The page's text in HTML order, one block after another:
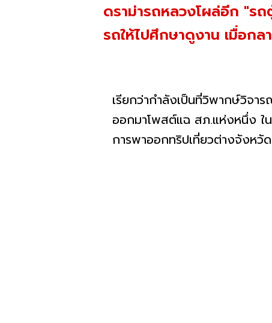
ดราม่ารถหลวงโผล่อีก "ร
รถให้ไปศึกษาดูงาน เมื่อก
เรียกว่ากำลังเป็นที่วิพากษ์วิจา
ออกมาโพสต์แฉ สภ.แห่งหนึ่ง ใ
การพาออกทริปเที่ยวต่างจังหวัด